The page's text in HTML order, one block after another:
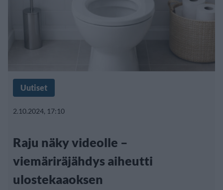
Uutiset
2.10.2024, 17:10
Raju näky videolle –
viemäriräjähdys aiheutti
ulostekaaoksen